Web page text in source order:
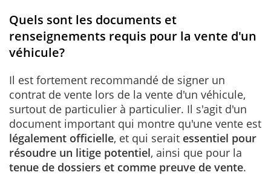
Quels sont les documents et
renseignements requis pour la vente d'un
véhicule?
Il est fortement recommandé de signer un
contrat de vente lors de la vente d'un véhicule,
surtout de particulier à particulier. Il s'agit d'un
document important qui montre qu'une vente est
légalement officielle, et qui serait essentiel pour
résoudre un litige potentiel, ainsi que pour la
tenue de dossiers et comme preuve de vente.